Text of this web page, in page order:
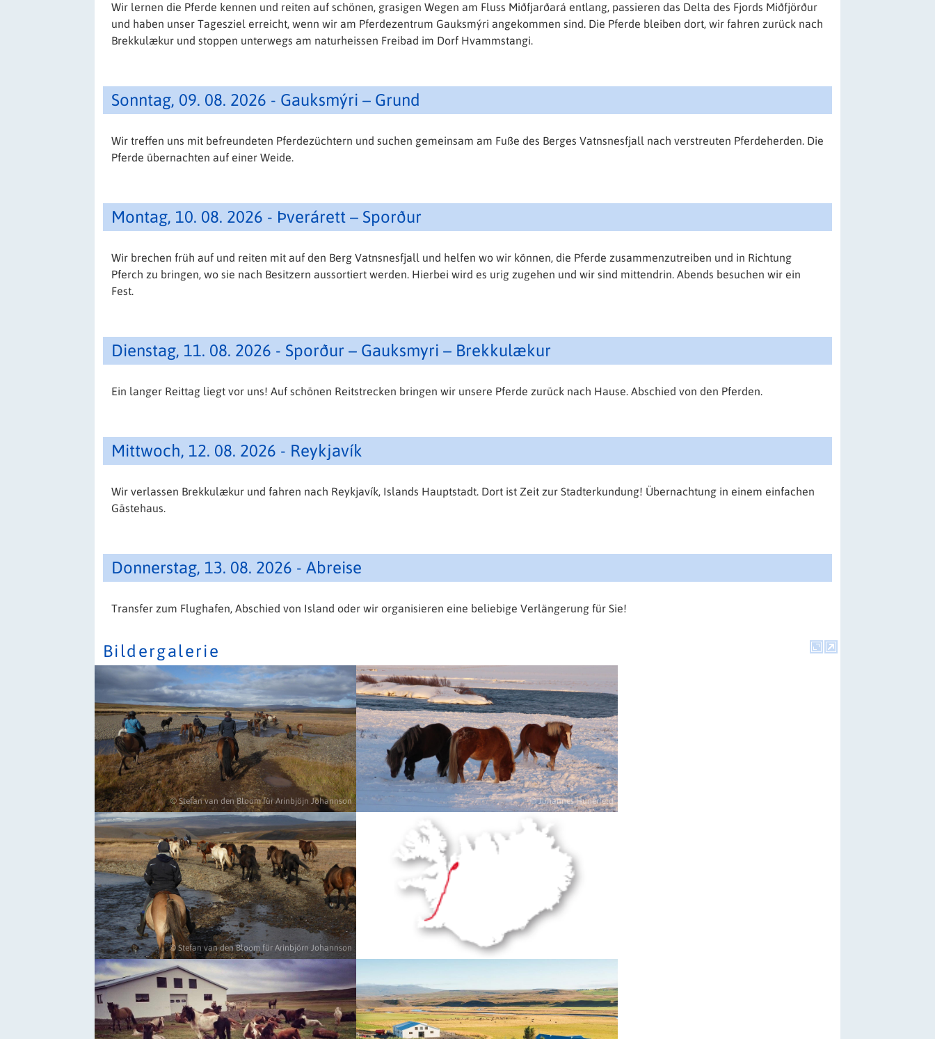
Wir lernen die Pferde kennen und reiten auf schönen, grasigen Wegen am Fluss Miðfjarðará entlang, passieren das Delta des Fjords Miðfjörður
und haben unser Tagesziel erreicht, wenn wir am Pferdezentrum Gauksmýri angekommen sind. Die Pferde bleiben dort, wir fahren zurück nach
Brekkulækur und stoppen unterwegs am naturheissen Freibad im Dorf Hvammstangi.
Sonntag, 09. 08. 2026 - Gauksmýri – Grund
Wir treffen uns mit befreundeten Pferdezüchtern und suchen gemeinsam am Fuße des Berges Vatnsnesfjall nach verstreuten Pferdeherden. Die
Pferde übernachten auf einer Weide.
Montag, 10. 08. 2026 - Þverárett – Sporður
Wir brechen früh auf und reiten mit auf den Berg Vatnsnesfjall und helfen wo wir können, die Pferde zusammenzutreiben und in Richtung
Pferch zu bringen, wo sie nach Besitzern aussortiert werden. Hierbei wird es urig zugehen und wir sind mittendrin. Abends besuchen wir ein
Fest.
Dienstag, 11. 08. 2026 - Sporður – Gauksmyri – Brekkulækur
Ein langer Reittag liegt vor uns! Auf schönen Reitstrecken bringen wir unsere Pferde zurück nach Hause. Abschied von den Pferden.
Mittwoch, 12. 08. 2026 - Reykjavík
Wir verlassen Brekkulækur und fahren nach Reykjavík, Islands Hauptstadt. Dort ist Zeit zur Stadterkundung! Übernachtung in einem einfachen
Gästehaus.
Donnerstag, 13. 08. 2026 - Abreise
Transfer zum Flughafen, Abschied von Island oder wir organisieren eine beliebige Verlängerung für Sie!
Bildergalerie
© Stefan van den Bloom für Arinbjöjn Johannson © Johannes Hünerfeld
© Stefan van den Bloom für Arinbjörn Johannson